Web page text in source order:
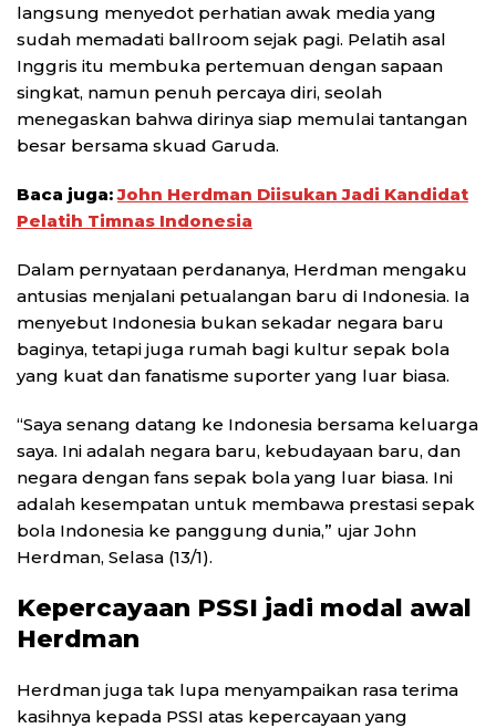
langsung menyedot perhatian awak media yang
sudah memadati ballroom sejak pagi. Pelatih asal
Inggris itu membuka pertemuan dengan sapaan
singkat, namun penuh percaya diri, seolah
menegaskan bahwa dirinya siap memulai tantangan
besar bersama skuad Garuda.
Baca juga:John Herdman Diisukan Jadi Kandidat
Pelatih Timnas Indonesia
Dalam pernyataan perdananya, Herdman mengaku
antusias menjalani petualangan baru di Indonesia. Ia
menyebut Indonesia bukan sekadar negara baru
baginya, tetapi juga rumah bagi kultur sepak bola
yang kuat dan fanatisme suporter yang luar biasa.
“Saya senang datang ke Indonesia bersama keluarga
saya. Ini adalah negara baru, kebudayaan baru, dan
negara dengan fans sepak bola yang luar biasa. Ini
adalah kesempatan untuk membawa prestasi sepak
bola Indonesia ke panggung dunia,” ujar John
Herdman, Selasa (13/1).
Kepercayaan PSSI jadi modal awal
Herdman
Herdman juga tak lupa menyampaikan rasa terima
kasihnya kepada PSSI atas kepercayaan yang